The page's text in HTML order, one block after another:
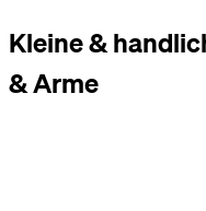
Kleine &
& Arme